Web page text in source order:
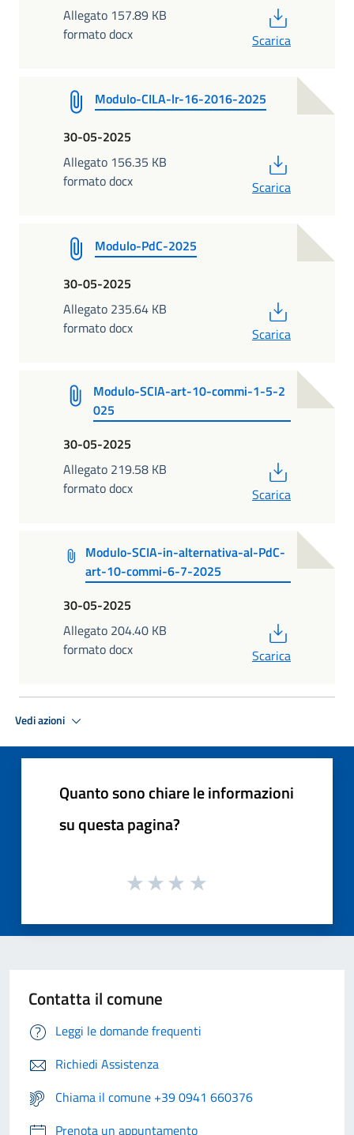
Allegato 157.89 KB
formato docx
Scarica
Modulo-CILA-lr-16-2016-2025
30-05-2025
Allegato 156.35 KB
formato docx
Scarica
Modulo-PdC-2025
30-05-2025
Allegato 235.64 KB
formato docx
Scarica
Modulo-SCIA-art-10-commi-1-5-2
025
30-05-2025
Allegato 219.58 KB
formato docx
Scarica
Modulo-SCIA-in-alternativa-al-PdC-
art-10-commi-6-7-2025
30-05-2025
Allegato 204.40 KB
formato docx
Scarica
Vedi azioni
Quanto sono chiare le informazioni
su questa pagina?
Contatta il comune
Leggi le domande frequenti
Richiedi Assistenza
Chiama il comune +39 0941 660376
Prenota un appuntamento